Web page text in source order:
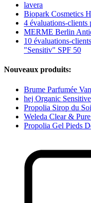
lavera
Biopark Cosmetics
4 évaluations-
MERME Berlin
10 évaluations-
"Sensitiv" SPF 50
Nouveaux produits:
Brume Parfumée
hej Organic
Propolia Sirop du
Weleda Clear &
Propolia Gel Pieds